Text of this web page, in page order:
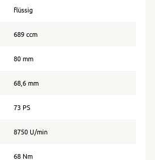
flüssig
689 ccm
80 mm
68,6 mm
73 PS
8750 U/min
68 Nm